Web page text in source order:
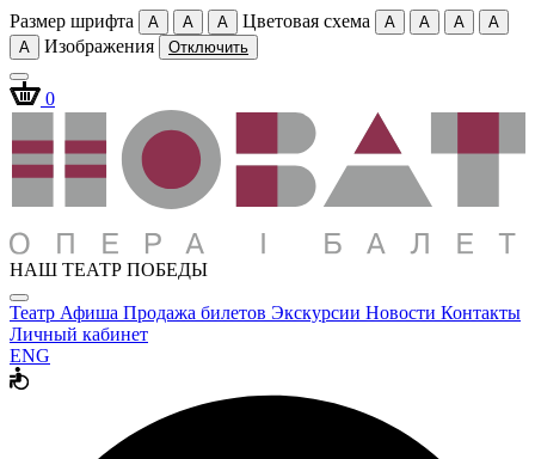
Размер шрифта A A A Цветовая схема A A A
A
A
Изображения Отключить
0
НАШ ТЕАТР ПОБЕДЫ
Театр Афиша Продажа билетов Экскурсии Новости Контакты
Личный кабинет
ENG